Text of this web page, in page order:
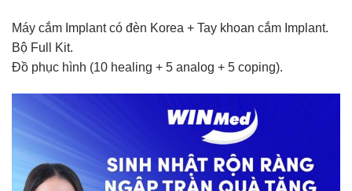
Máy cắm Implant có đèn Korea + Tay khoan cắm Implant.
Bộ Full Kit.
Đồ phục hình (10 healing + 5 analog + 5 coping).